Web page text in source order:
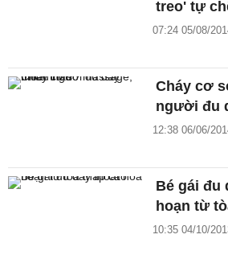
treo' tự
07:24 05/08/
Cháy cơ
người đu
12:38 06/06/
Bé gái đu
hoạn từ
10:35 04/10/